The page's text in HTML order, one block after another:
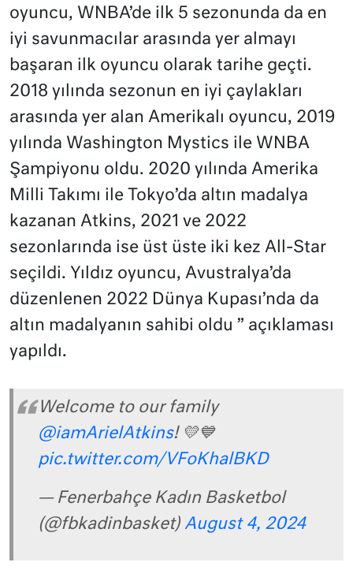
oyuncu, WNBA’de ilk 5 sezonunda da en
iyi savunmacılar arasında yer almayı
başaran ilk oyuncu olarak tarihe geçti.
2018 yılında sezonun en iyi çaylakları
arasında yer alan Amerikalı oyuncu, 2019
yılında Washington Mystics ile WNBA
Şampiyonu oldu. 2020 yılında Amerika
Milli Takımı ile Tokyo’da altın madalya
kazanan Atkins, 2021 ve 2022
sezonlarında ise üst üste iki kez All-Star
seçildi. Yıldız oyuncu, Avustralya’da
düzenlenen 2022 Dünya Kupası’nda da
altın madalyanın sahibi oldu ” açıklaması
yapıldı.
Welcome to our family
@iamArielAtkins! 💛💙
pic.twitter.com/VFoKhalBKD
— Fenerbahçe Kadın Basketbol
(@fbkadinbasket) August 4, 2024